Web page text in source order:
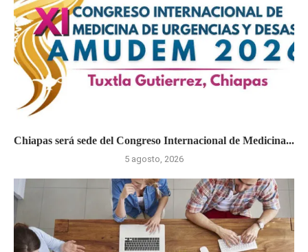
Chiapas será sede del Congreso Internacional de Medicina...
5 agosto, 2026